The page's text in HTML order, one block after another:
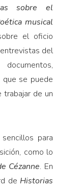
sobre el
musical
el oficio
del
se puede
trabajar de un
para
como lo
Cézanne. En
de Historias